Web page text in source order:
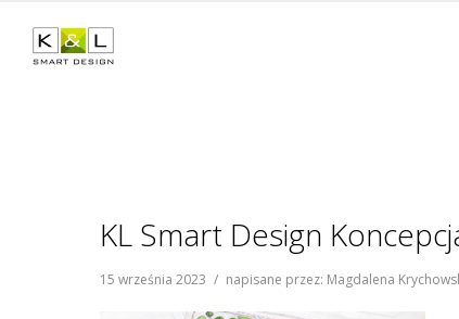
KL Smart Design
15 września 2023 / napisane przez: Magdalena